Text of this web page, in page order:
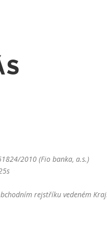
2010 (Fio banka, a.s.)
rejstříku vedeném